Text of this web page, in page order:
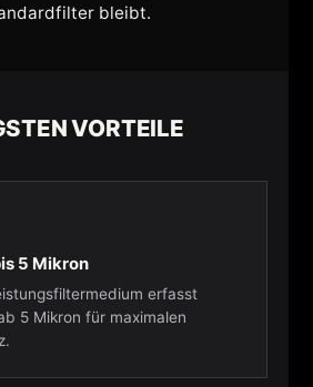
bleibt.
VORTEILE
5 Mikron
erfasst
5 Mikron für maximalen